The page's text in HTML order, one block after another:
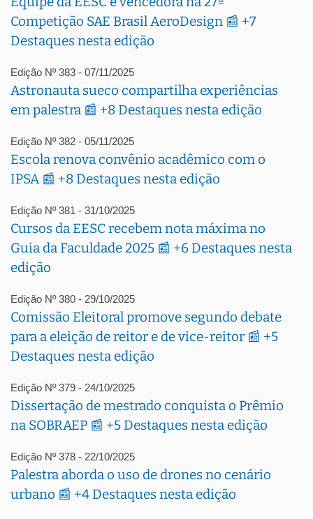
Competição SAE Brasil AeroDesign 📰 +7
Destaques nesta edição
Edição Nº 383 - 07/11/2025
Astronauta sueco compartilha experiências
em palestra 📰 +8 Destaques nesta edição
Edição Nº 382 - 05/11/2025
Escola renova convênio acadêmico com o
IPSA 📰 +8 Destaques nesta edição
Edição Nº 381 - 31/10/2025
Cursos da EESC recebem nota máxima no
Guia da Faculdade 2025 📰 +6 Destaques nesta
edição
Edição Nº 380 - 29/10/2025
Comissão Eleitoral promove segundo debate
para a eleição de reitor e de vice-reitor 📰 +5
Destaques nesta edição
Edição Nº 379 - 24/10/2025
Dissertação de mestrado conquista o Prêmio
na SOBRAEP 📰 +5 Destaques nesta edição
Edição Nº 378 - 22/10/2025
Palestra aborda o uso de drones no cenário
urbano 📰 +4 Destaques nesta edição